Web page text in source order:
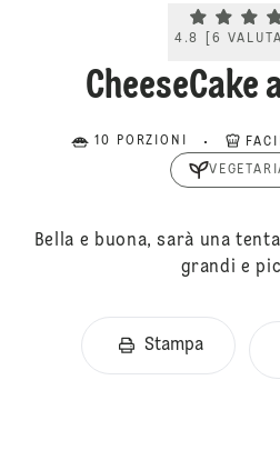
4.8 6
CheeseCake
10 PORZIONI
Bella e buona, sarà una
grandi e
Stampa